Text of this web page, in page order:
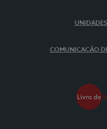
COMUNICAÇÃO